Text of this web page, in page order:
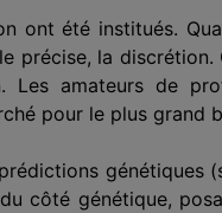
ont été institués.
précise, la
amateurs de
pour le plus grand
génétiques
côté génétique,